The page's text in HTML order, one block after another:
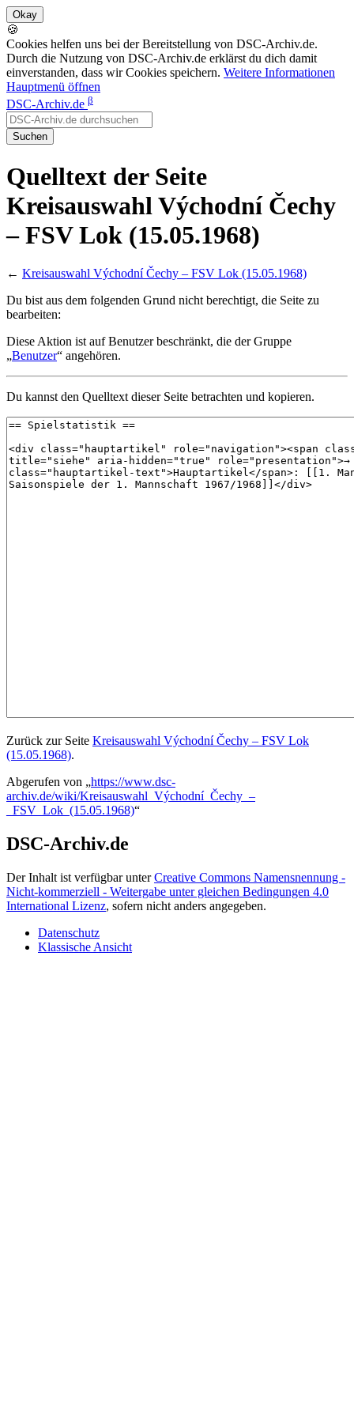
🍪
Cookies helfen uns bei der Bereitstellung von DSC-Archiv.de.
Durch die Nutzung von DSC-Archiv.de erklärst du dich damit
einverstanden, dass wir Cookies speichern. Weitere Informationen
Hauptmenü öffnen
DSC-Archiv.de β
Suchen
Quelltext der Seite
Kreisauswahl Východní Čechy
– FSV Lok (15.05.1968)
← Kreisauswahl Východní Čechy – FSV Lok (15.05.1968)
Du bist aus dem folgenden Grund nicht berechtigt, die Seite zu
bearbeiten:
Diese Aktion ist auf Benutzer beschränkt, die der Gruppe
„Benutzer“ angehören.
Du kannst den Quelltext dieser Seite betrachten und kopieren.
Zurück zur Seite Kreisauswahl Východní Čechy – FSV Lok
(15.05.1968).
Abgerufen von „https://www.dsc-
archiv.de/wiki/Kreisauswahl_Východní_Čechy_–
_FSV_Lok_(15.05.1968)“
DSC-Archiv.de
Der Inhalt ist verfügbar unterCreative Commons Namensnennung -
Nicht-kommerziell - Weitergabe unter gleichen Bedingungen 4.0
International Lizenz, sofern nicht anders angegeben.
Datenschutz
Klassische Ansicht